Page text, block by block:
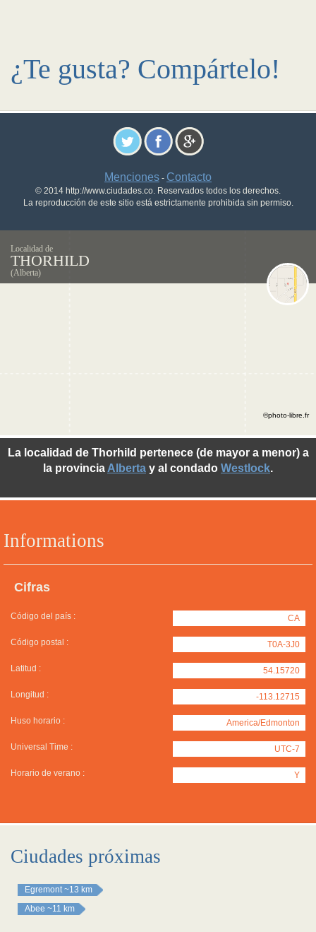
¿Te gusta? Compártelo!
Menciones - Contacto
© 2014 http://www.ciudades.co. Reservados todos los derechos.
La reproducción de este sitio está estrictamente prohibida sin permiso.
Localidad de
THORHILD
(Alberta)
Informations
Cifras
Código del país : CA
Código postal : T0A-3J0
Latitud : 54.15720
Longitud : -113.12715
Huso horario : America/Edmonton
Universal Time : UTC-7
Horario de verano : Y
La localidad de Thorhild pertenece (de mayor a menor) a
la provincia Alberta y al condado Westlock.
©photo-libre.fr
Ciudades próximas
Egremont ~13 km
Abee ~11 km